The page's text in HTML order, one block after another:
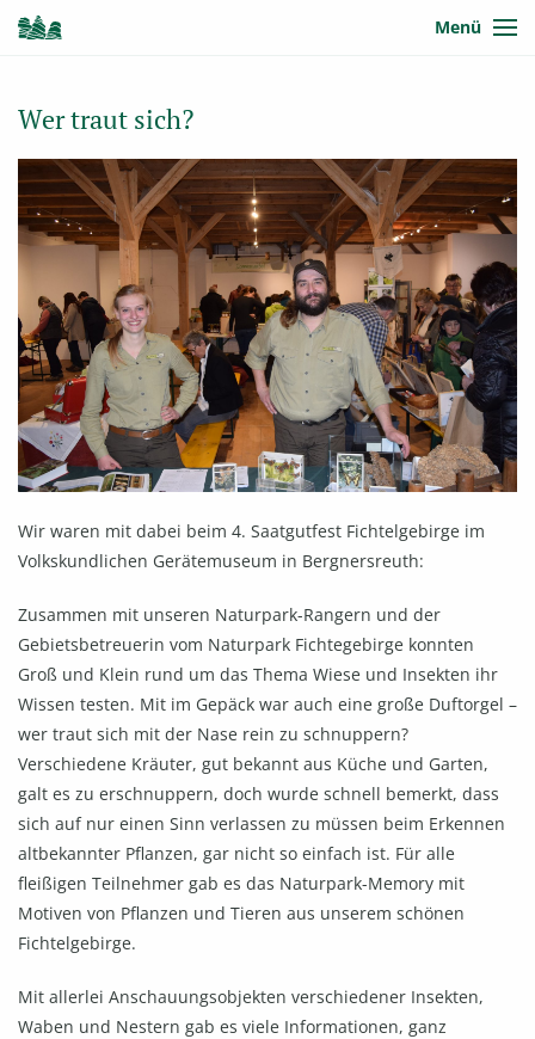
Menü
Wer traut sich?
Wir waren mit dabei beim 4. Saatgutfest Fichtelgebirge im
Volkskundlichen Gerätemuseum in Bergnersreuth:
Zusammen mit unseren Naturpark-Rangern und der
Gebietsbetreuerin vom Naturpark Fichtegebirge konnten
Groß und Klein rund um das Thema Wiese und Insekten ihr
Wissen testen. Mit im Gepäck war auch eine große Duftorgel –
wer traut sich mit der Nase rein zu schnuppern?
Verschiedene Kräuter, gut bekannt aus Küche und Garten,
galt es zu erschnuppern, doch wurde schnell bemerkt, dass
sich auf nur einen Sinn verlassen zu müssen beim Erkennen
altbekannter Pflanzen, gar nicht so einfach ist. Für alle
fleißigen Teilnehmer gab es das Naturpark-Memory mit
Motiven von Pflanzen und Tieren aus unserem schönen
Fichtelgebirge.
Mit allerlei Anschauungsobjekten verschiedener Insekten,
Waben und Nestern gab es viele Informationen, ganz